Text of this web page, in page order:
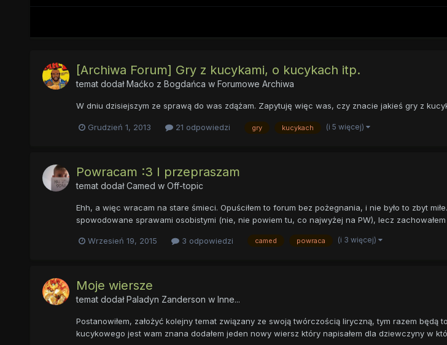
[Archiwa Forum] Gry z kucykami, o kucykach itp.
temat dodałMaćko z Bogdańca w Forumowe Archiwa
W dniu dzisiejszym ze sprawą do was zdążam. Zapytuję więc was, czy znacie jakieś gry z
Grudzień 1, 2013 21 odpowiedzi gry kucykach (i 5 więcej)
Powracam :3 I przepraszam
temat dodałCamed w Off-topic
Ehh, a więc wracam na stare śmieci. Opuściłem to forum bez pożegnania, i nie było to zbyt
spowodowane sprawami osobistymi (nie, nie powiem tu, co najwyżej na PW), lecz
Wrzesień 19, 2015 3 odpowiedzi camed powraca (i 3 więcej)
Moje wiersze
temat dodałPaladyn Zanderson w Inne...
Postanowiłem, założyć kolejny temat związany ze swoją twórczością liryczną, tym razem
kucykowego jest wam znana dodałem jeden nowy wiersz który napisałem dla dziewczyny w